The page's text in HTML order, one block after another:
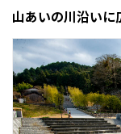
山あいの川沿い